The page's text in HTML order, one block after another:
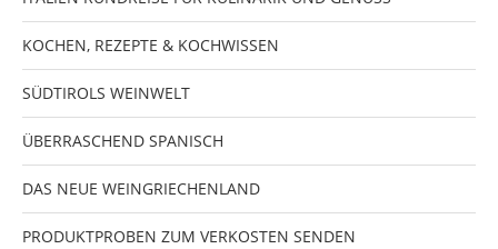
KOCHEN, REZEPTE & KOCHWISSEN
SÜDTIROLS WEINWELT
ÜBERRASCHEND SPANISCH
DAS NEUE WEINGRIECHENLAND
PRODUKTPROBEN ZUM VERKOSTEN SENDEN